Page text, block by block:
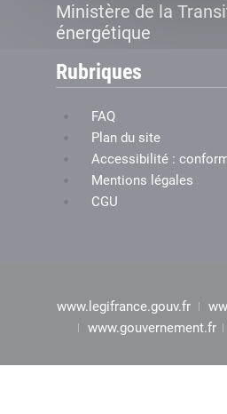
Ministère de la
énergétique
Rubriques
FAQ
Plan du site
Accessibilité :
Mentions légales
CGU
www.legifrance.gouv.fr
www.gouvernement.fr